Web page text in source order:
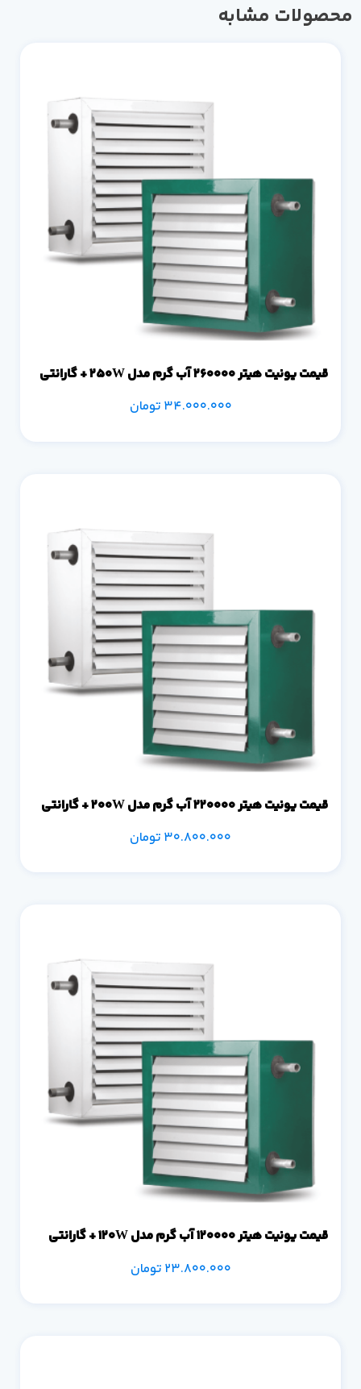
مشابه
قیمت یونیت هیتر 260000 آب گرم مدل 250W + گارانتی
34.000.000تومان
قیمت یونیت هیتر 220000 آب گرم مدل 200W + گارانتی
30.800.000تومان
قیمت یونیت هیتر 120000 آب گرم مدل 120W + گارانتی
23.800.000تومان